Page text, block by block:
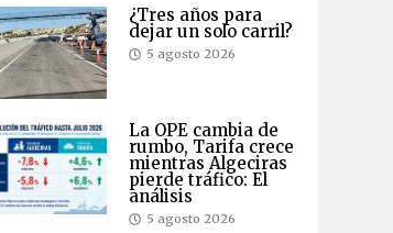
¿Tres años para
dejar un solo carril?
5 agosto 2026
La OPE cambia de
rumbo, Tarifa crece
mientras Algeciras
pierde tráfico: El
análisis
5 agosto 2026